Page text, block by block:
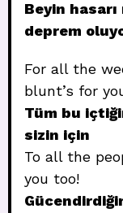
Beyin
deprem
For all the
blunt’s for
Tüm bu
sizin için
To all the
you too!